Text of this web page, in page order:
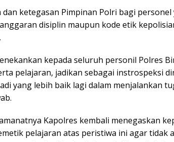
ketegasan Pimpinan Polri bagi
disiplin maupun kode etik
kepada seluruh personil Polres
pelajaran, jadikan sebagai instrospeksi
yang lebih baik lagi dalam menjalankan
Kapolres kembali menegaskan
pelajaran atas peristiwa ini agar tidak